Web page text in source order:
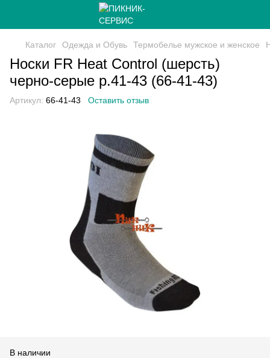
Каталог Одежда и Обувь Термобелье мужское и женское
Носки FR Heat Control (шерсть)
черно-серые р.41-43 (66-41-43)
Артикул: 66-41-43 Оставить отзыв
В наличии